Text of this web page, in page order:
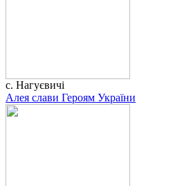
с. Нагуєвичі
Алея слави Героям України